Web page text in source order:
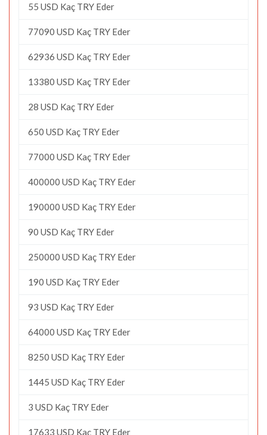
55 USD Kaç TRY Eder
77090 USD Kaç TRY Eder
62936 USD Kaç TRY Eder
13380 USD Kaç TRY Eder
28 USD Kaç TRY Eder
650 USD Kaç TRY Eder
77000 USD Kaç TRY Eder
400000 USD Kaç TRY Eder
190000 USD Kaç TRY Eder
90 USD Kaç TRY Eder
250000 USD Kaç TRY Eder
190 USD Kaç TRY Eder
93 USD Kaç TRY Eder
64000 USD Kaç TRY Eder
8250 USD Kaç TRY Eder
1445 USD Kaç TRY Eder
3 USD Kaç TRY Eder
17633 USD Kaç TRY Eder